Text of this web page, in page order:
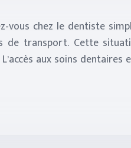
vous chez le dentiste
transport. Cette
aux soins